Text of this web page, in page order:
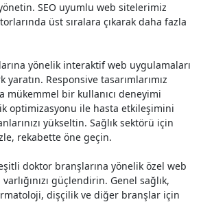
SEO uyumlu web sitelerimiz
üst sıralara çıkarak daha fazla
yönelik interaktif web uygulamaları
Responsive tasarımlarımız
mükemmel bir kullanıcı deneyimi
optimizasyonu ile hasta etkileşimini
yükseltin. Sağlık sektörü için
rekabette öne geçin.
doktor branşlarına yönelik özel web
güçlendirin. Genel sağlık,
dişçilik ve diğer branşlar için